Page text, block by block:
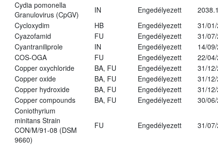
Cydia pomonella
Granulovirus (CpGV)
IN Engedélyezett
Cycloxydim
HB Engedélyezett
31/
Cyazofamid
FU Engedélyezett
31/
Cyantraniliprole
IN Engedélyezett
14/
COS-OGA
FU Engedélyezett
22/
Copper oxychloride
BA, FU Engedélyezett
31/
Copper oxide
BA, FU Engedélyezett
31/
Copper hydroxide
BA, FU Engedélyezett
31/
Copper compounds
BA, FU Engedélyezett
30/
Coniothyrium
minitans Strain
CON/M/91-08 (DSM
9660)
FU Engedélyezett 31/